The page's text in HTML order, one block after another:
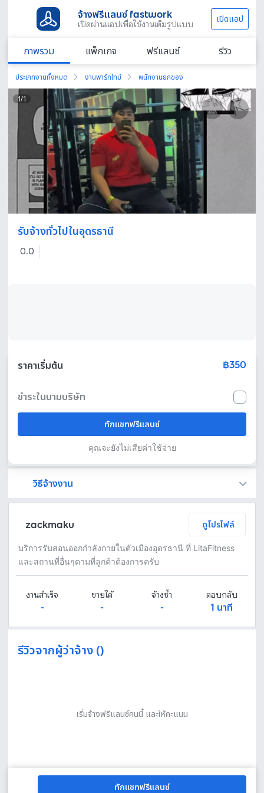
จ้างฟรีแลนซ์ fastwork
เปิดผ่านแอปเพื่อใช้งานเต็มรูปแบบ เปิดแอป
ภาพรวม แพ็กเกจ ฟรีแลนซ์ รีวิว
ประเภทงานทั้งหมด งานพาร์ทไทม์ พนักงานยกของ
1/1
รับจ้างทั่วไปในอุดรธานี
0.0
ราคาเริ่มต้น ฿350
ชำระในนามบริษัท
ทักแชทฟรีแลนซ์
คุณจะยังไม่เสียค่าใช้จ่าย
วิธีจ้างงาน
zackmaku ดูโปรไฟล์
บริการรับสอนออกกำลังกายในตัวเมืองอุดรธานี ที่ LitaFitness
และสถานที่อื่นๆตามที่ลูกค้าต้องการครับ
งานสำเร็จ
-
ขายได้
-
จ้างซ้ำ
-
ตอบกลับ
1 นาที
รีวิวจากผู้ว่าจ้าง ()
เริ่มจ้างฟรีแลนซ์คนนี้ และให้คะแนน
ทักแชทฟรีแลนซ์